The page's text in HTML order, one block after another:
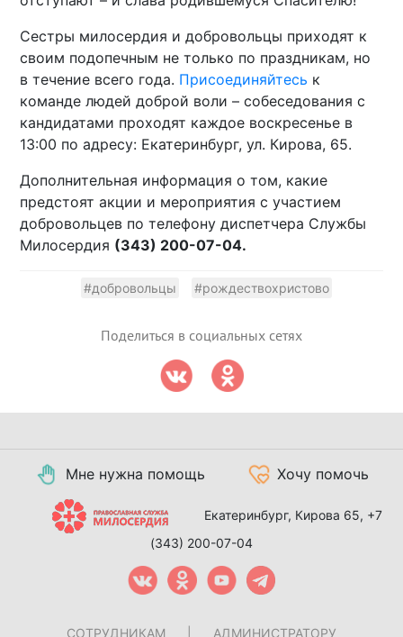
Сестры милосердия и добровольцы приходят к
своим подопечным не только по праздникам, но
в течение всего года. Присоединяйтесь к
команде людей доброй воли – собеседования с
кандидатами проходят каждое воскресенье в
13:00 по адресу: Екатеринбург, ул. Кирова, 65.
Дополнительная информация о том, какие
предстоят акции и мероприятия с участием
добровольцев по телефону диспетчера Службы
Милосердия (343) 200-07-04.
#добровольцы #рождествохристово
Поделиться в социальных сетях
Мне нужна помощь Хочу помочь
Екатеринбург, Кирова 65, +7
(343) 200-07-04
СОТРУДНИКАМ АДМИНИСТРАТОРУ